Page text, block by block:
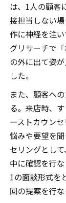
は、1人の顧客
接担当しない
作に神経を注
グリサーチで
の外に出て姿
した。
また、顧客へ
る。来店時、
ーストカウン
悩みや要望を
セリングとし
中に確認を行
1の面談形式を
回の提案を行な